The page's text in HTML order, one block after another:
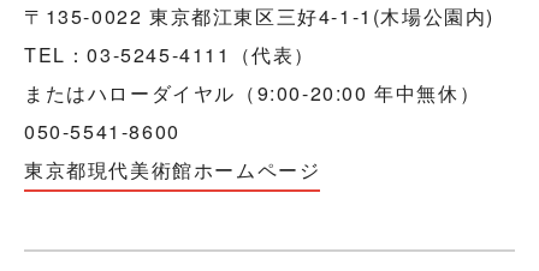
〒135-0022 東京都江東区三好4-1-1(木場公園内)
TEL：03-5245-4111（代表）
またはハローダイヤル（9:00-20:00 年中無休）
050-5541-8600
東京都現代美術館ホームページ